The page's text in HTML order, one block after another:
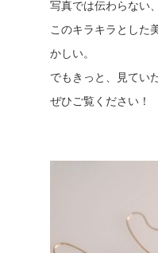
写真では伝わらない
このキラキラとした
かしい。
でもきっと、見てい
ぜひご覧ください！